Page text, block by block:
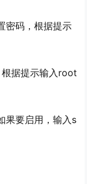
码，根据提示
据提示输入root
要启用，输入s